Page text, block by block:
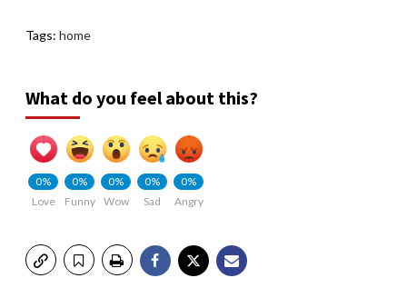
Tags: home
What do you feel about this?
0%
Love
0%
Funny
0%
Wow
0%
Sad
0%
Angry